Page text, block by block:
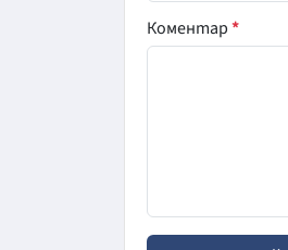
Коментар*